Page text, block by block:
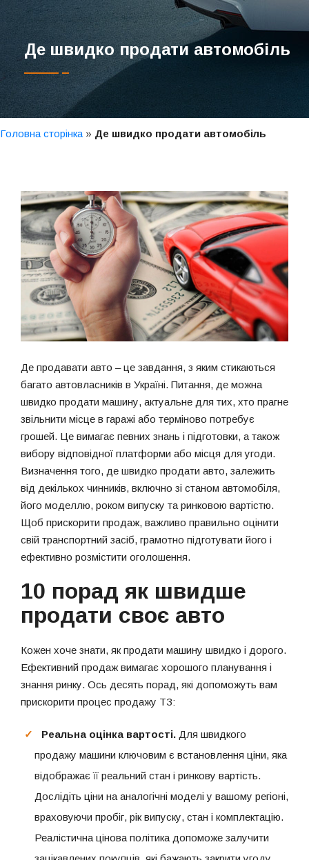
Де швидко продати автомобіль
Головна сторінка » Де швидко продати автомобіль
Де продавати авто – це завдання, з яким стикаються
багато автовласників в Україні. Питання, де можна
швидко продати машину, актуальне для тих, хто прагне
звільнити місце в гаражі або терміново потребує
грошей. Це вимагає певних знань і підготовки, а також
вибору відповідної платформи або місця для угоди.
Визначення того, де швидко продати авто, залежить
від декількох чинників, включно зі станом автомобіля,
його моделлю, роком випуску та ринковою вартістю.
Щоб прискорити продаж, важливо правильно оцінити
свій транспортний засіб, грамотно підготувати його і
ефективно розмістити оголошення.
10 порад як швидше
продати своє авто
Кожен хоче знати, як продати машину швидко і дорого.
Ефективний продаж вимагає хорошого планування і
знання ринку. Ось десять порад, які допоможуть вам
прискорити процес продажу ТЗ:
Реальна оцінка вартості. Для швидкого
продажу машини ключовим є встановлення ціни, яка
відображає її реальний стан і ринкову вартість.
Дослідіть ціни на аналогічні моделі у вашому регіоні,
враховуючи пробіг, рік випуску, стан і комплектацію.
Реалістична цінова політика допоможе залучити